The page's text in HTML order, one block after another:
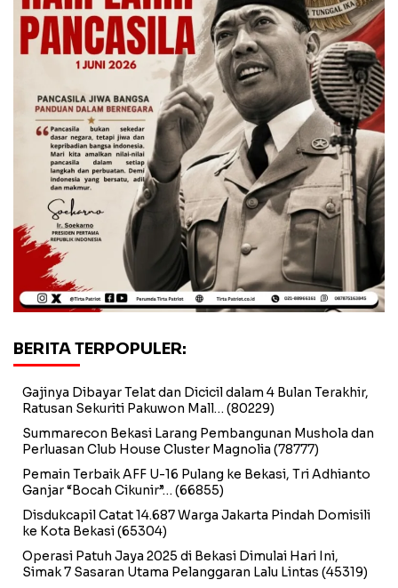
BERITA TERPOPULER:
Gajinya Dibayar Telat dan Dicicil dalam 4 Bulan Terakhir,
Ratusan Sekuriti Pakuwon Mall… (80229)
Summarecon Bekasi Larang Pembangunan Mushola dan
Perluasan Club House Cluster Magnolia (78777)
Pemain Terbaik AFF U-16 Pulang ke Bekasi, Tri Adhianto
Ganjar “Bocah Cikunir”… (66855)
Disdukcapil Catat 14.687 Warga Jakarta Pindah Domisili
ke Kota Bekasi(65304)
Operasi Patuh Jaya 2025 di Bekasi Dimulai Hari Ini,
Simak 7 Sasaran Utama Pelanggaran Lalu Lintas (45319)